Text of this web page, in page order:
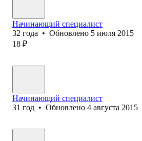
Начинающий специалист
32 года • Обновлено 5 июля 2015
18 ₽
Начинающий специалист
31 год • Обновлено 4 августа 2015